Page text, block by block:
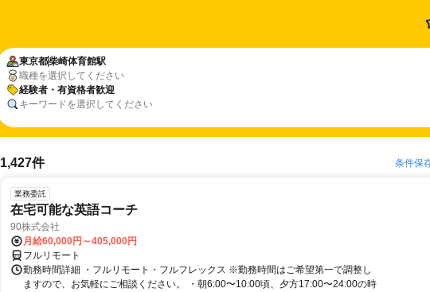
東京都柴崎体育館駅
職種を選択してください
経験者・有資格者歓迎
キーワードを選択してください
1,427件 条件保
業務委託
在宅可能な英語コーチ
90株式会社
月給60,000円～405,000円
フルリモート
勤務時間詳細 ・フルリモート・フルフレックス ※勤務時間はご希望第一で調整し
ますので、お気軽にご相談ください。 ・朝6:00〜10:00頃、夕方17:00〜24:00の時